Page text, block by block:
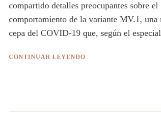
compartido detalles preocupantes sobre el
comportamiento de la variante MV.1, una
cepa del COVID-19 que, según el
CONTINUAR LEYENDO